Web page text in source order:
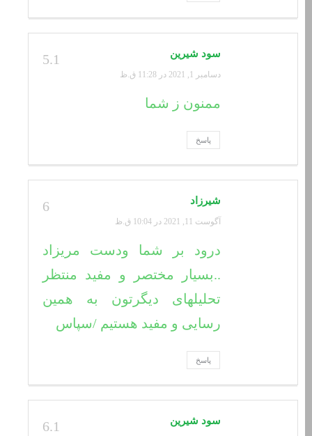
5.1 سود شیرین
دسامبر 1, 2021 در 11:28 ق.ظ
ممنون ز شما
پاسخ
6 شیرزاد
آگوست 11, 2021 در 10:04 ق.ظ
درود بر شما ودست مریزاد
..بسیار مختصر و مفید منتظر
تحلیلهای دیگرتون به همین
رسایی و مفید هستیم /سپاس
پاسخ
6.1 سود شیرین